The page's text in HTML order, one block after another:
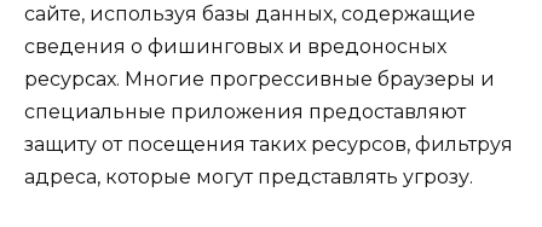
сайте, используя базы данных, содержащие
сведения о фишинговых и вредоносных
ресурсах. Многие прогрессивные браузеры и
специальные приложения предоставляют
защиту от посещения таких ресурсов, фильтруя
адреса, которые могут представлять угрозу.